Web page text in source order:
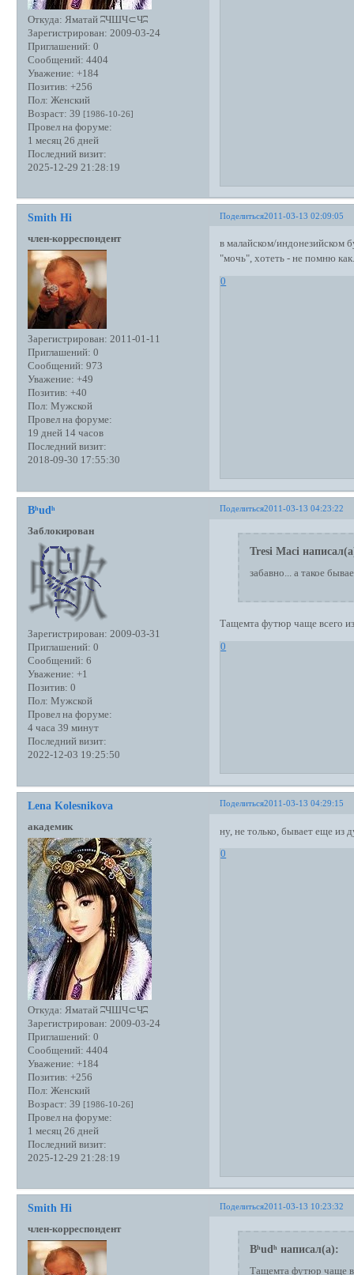
Откуда: Яматай ʭЧШЧ⊂Чʭ
Зарегистрирован: 2009-03-24
Приглашений: 0
Сообщений: 4404
Уважение: +184
Позитив: +256
Пол: Женский
Возраст: 39 [1986-10-26]
Провел на форуме:
1 месяц 26 дней
Последний визит:
2025-12-29 21:28:19
Поделиться2011-03-13 02:09:05
Smith Hi
член-корреспондент
Зарегистрирован: 2011-01-11
Приглашений: 0
Сообщений: 973
Уважение: +49
Позитив: +40
Пол: Мужской
Провел на форуме:
19 дней 14 часов
Последний визит:
2018-09-30 17:55:30
в малайском/индонезийском
"мочь", хотеть - не помню
0
Поделиться2011-03-13 04:23:22
Bʰudʰ
Заблокирован
Зарегистрирован: 2009-03-31
Приглашений: 0
Сообщений: 6
Уважение: +1
Позитив: 0
Пол: Мужской
Провел на форуме:
4 часа 39 минут
Последний визит:
2022-12-03 19:25:50
Tresi Maci
забавно... а такое
Тащемта футюр чаще всего
0
Поделиться2011-03-13 04:29:15
Lena Kolesnikova
академик
Откуда: Яматай ʭЧШЧ⊂Чʭ
Зарегистрирован: 2009-03-24
Приглашений: 0
Сообщений: 4404
Уважение: +184
Позитив: +256
Пол: Женский
Возраст: 39 [1986-10-26]
Провел на форуме:
1 месяц 26 дней
Последний визит:
2025-12-29 21:28:19
ну, не только, бывает еще из
0
Поделиться2011-03-13 10:23:32
Smith Hi
член-корреспондент
Bʰudʰ написал(а):
Тащемта футюр чаще